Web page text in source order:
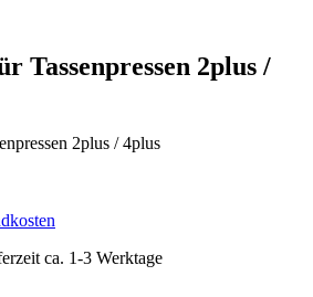
Tassenpressen 2plus /
ca. 1-3 Werktage